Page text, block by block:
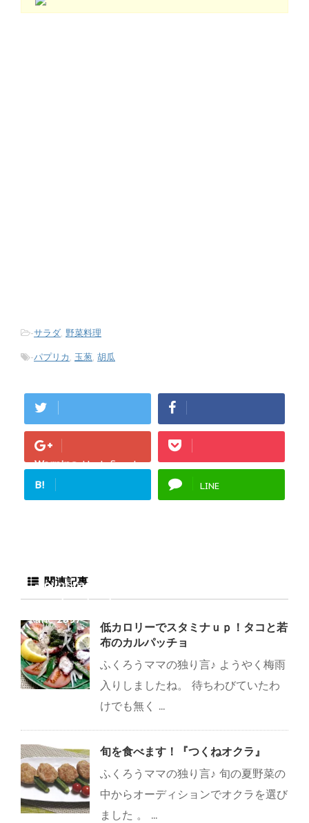
-サラダ, 野菜料理
-パプリカ, 玉葱, 胡瓜
Warning: Undefined
array key "Google+"
in/home/fukurou-
-count-cache/sns-
count-cache.phpon
line2897
B! LINE
関連記事
低カロリーでスタミナｕｐ！タコと若
布のカルパッチョ
ふくろうママの独り言♪ ようやく梅雨
入りしましたね。 待ちわびていたわ
けでも無く ...
旬を食べます！『つくねオクラ』
ふくろうママの独り言♪ 旬の夏野菜の
中からオーディションでオクラを選び
ました 。 ...